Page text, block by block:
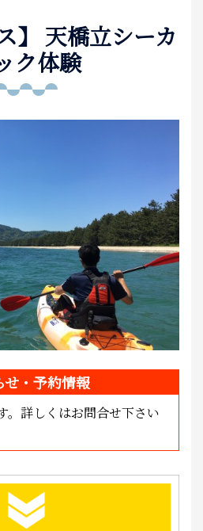
お土産
クセス
】 天橋立シーカ
ク体験
せ・予約情報
詳しくはお問合せ下さい